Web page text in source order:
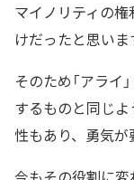
マイノリティの
けだったと思いま
そのため「アライ
するものと同じ
性もあり、勇気が